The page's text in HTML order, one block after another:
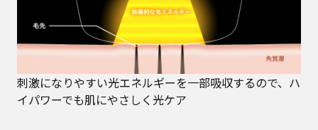
刺激になりやすい光エネルギーを一部吸収するので、ハ
イパワーでも肌にやさしく光ケア